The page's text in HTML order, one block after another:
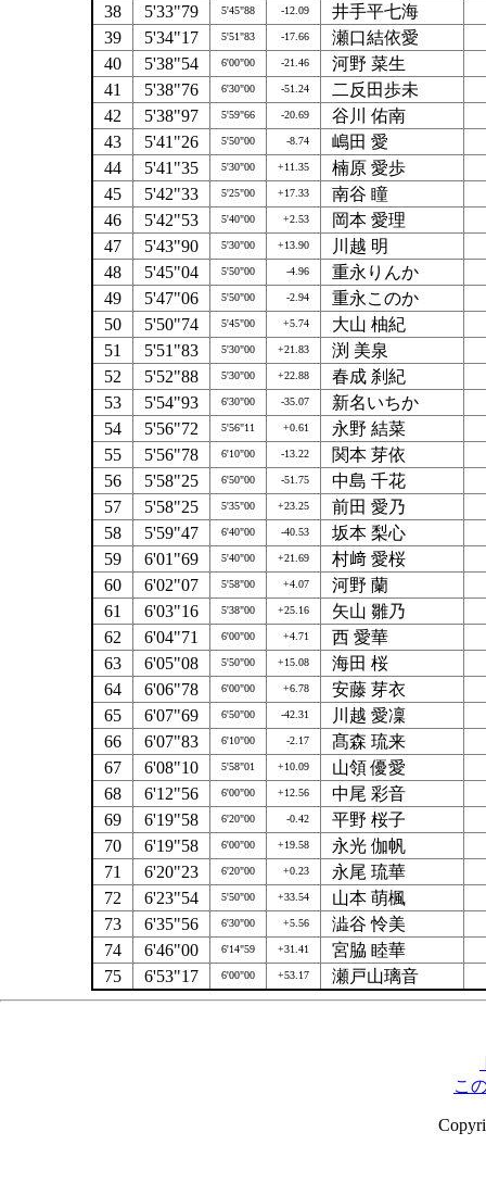
38
5'33"79 5'45"88 -12.09
井手平七海
39
5'34"17 5'51"83 -17.66
瀬口結依愛
40
5'38"54 6'00"00 -21.46
河野 菜生
41
5'38"76 6'30"00 -51.24
二反田歩未
42
5'38"97 5'59"66 -20.69
谷川 佑南
43
5'41"26 5'50"00 -8.74
嶋田 愛
44
5'41"35 5'30"00 +11.35
楠原 愛歩
45
5'42"33 5'25"00 +17.33
南谷 瞳
46
5'42"53 5'40"00 +2.53
岡本 愛理
47
5'43"90 5'30"00 +13.90
川越 明
48
5'45"04 5'50"00 -4.96
重永りんか
49
5'47"06 5'50"00 -2.94
重永このか
50
5'50"74 5'45"00 +5.74
大山 柚紀
51
5'51"83 5'30"00 +21.83
渕 美泉
52
5'52"88 5'30"00 +22.88
春成 刹紀
53
5'54"93 6'30"00 -35.07
新名いちか
54
5'56"72 5'56"11 +0.61
永野 結菜
55
5'56"78 6'10"00 -13.22
関本 芽依
56
5'58"25 6'50"00 -51.75
中島 千花
57
5'58"25 5'35"00 +23.25
前田 愛乃
58
5'59"47 6'40"00 -40.53
坂本 梨心
59
6'01"69 5'40"00 +21.69
村﨑 愛桜
60
6'02"07 5'58"00 +4.07
河野 蘭
61
6'03"16 5'38"00 +25.16
矢山 雛乃
62
6'04"71 6'00"00 +4.71
西 愛華
63
6'05"08 5'50"00 +15.08
海田 桜
64
6'06"78 6'00"00 +6.78
安藤 芽衣
65
6'07"69 6'50"00 -42.31
川越 愛凜
66
6'07"83 6'10"00 -2.17
髙森 琉来
67
6'08"10 5'58"01 +10.09
山領 優愛
68
6'12"56 6'00"00 +12.56
中尾 彩音
69
6'19"58 6'20"00 -0.42
平野 桜子
70
6'19"58 6'00"00 +19.58
永光 伽帆
71
6'20"23 6'20"00 +0.23
永尾 琉華
72
6'23"54 5'50"00 +33.54
山本 萌楓
73
6'35"56 6'30"00 +5.56
澁谷 怜美
74
6'46"00 6'14"59 +31.41
宮脇 睦華
75
6'53"17 6'00"00 +53.17 瀬戸山璃音
こ